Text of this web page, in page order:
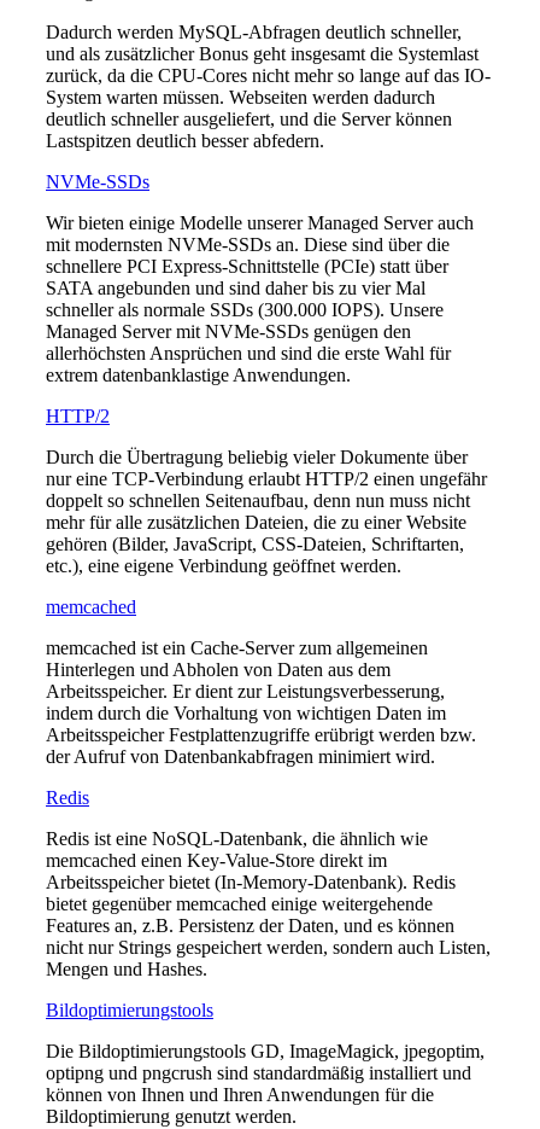
Dadurch werden MySQL-Abfragen deutlich schneller,
und als zusätzlicher Bonus geht insgesamt die Systemlast
zurück, da die CPU-Cores nicht mehr so lange auf das IO-
System warten müssen. Webseiten werden dadurch
deutlich schneller ausgeliefert, und die Server können
Lastspitzen deutlich besser abfedern.
NVMe-SSDs
Wir bieten einige Modelle unserer Managed Server auch
mit modernsten NVMe-SSDs an. Diese sind über die
schnellere PCI Express-Schnittstelle (PCIe) statt über
SATA angebunden und sind daher bis zu vier Mal
schneller als normale SSDs (300.000 IOPS). Unsere
Managed Server mit NVMe-SSDs genügen den
allerhöchsten Ansprüchen und sind die erste Wahl für
extrem datenbanklastige Anwendungen.
HTTP/2
Durch die Übertragung beliebig vieler Dokumente über
nur eine TCP-Verbindung erlaubt HTTP/2 einen ungefähr
doppelt so schnellen Seitenaufbau, denn nun muss nicht
mehr für alle zusätzlichen Dateien, die zu einer Website
gehören (Bilder, JavaScript, CSS-Dateien, Schriftarten,
etc.), eine eigene Verbindung geöffnet werden.
memcached
memcached ist ein Cache-Server zum allgemeinen
Hinterlegen und Abholen von Daten aus dem
Arbeitsspeicher. Er dient zur Leistungsverbesserung,
indem durch die Vorhaltung von wichtigen Daten im
Arbeitsspeicher Festplattenzugriffe erübrigt werden bzw.
der Aufruf von Datenbankabfragen minimiert wird.
Redis
Redis ist eine NoSQL-Datenbank, die ähnlich wie
memcached einen Key-Value-Store direkt im
Arbeitsspeicher bietet (In-Memory-Datenbank). Redis
bietet gegenüber memcached einige weitergehende
Features an, z.B. Persistenz der Daten, und es können
nicht nur Strings gespeichert werden, sondern auch Listen,
Mengen und Hashes.
Bildoptimierungstools
Die Bildoptimierungstools GD, ImageMagick, jpegoptim,
optipng und pngcrush sind standardmäßig installiert und
können von Ihnen und Ihren Anwendungen für die
Bildoptimierung genutzt werden.